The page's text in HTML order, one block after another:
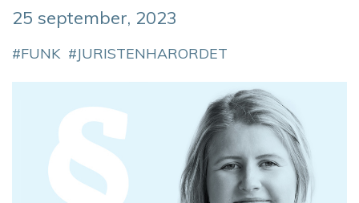
25 september, 2023
FUNK JURISTENHARORDET